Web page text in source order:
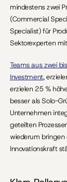
mindestens zwei
(Commercial
Specialist) für
Sektorexperten
Teams aus zwei
Investment,
erzielen 25 %
besser als Solo-
Unternehmen
geteilten
wiederum bringen
Innovationskraft